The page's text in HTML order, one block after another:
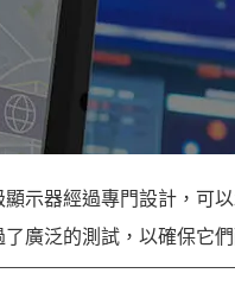
工業物聯網閘道器
無線電閘道器
石油和天然氣, ATEX
ATEX等級強固型平板電腦
ATEX等級工業電腦
示器經過專門設計，可
廣泛的測試，以確保它